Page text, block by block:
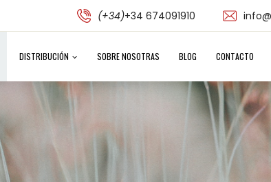
(+34)+34 674091910
DISTRIBUCIÓN SOBRE NOSOTRAS BLOG CONTACTO